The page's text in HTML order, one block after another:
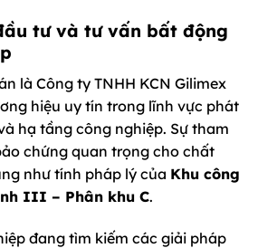
tư và tư vấn bất động
là Công ty TNHH KCN Gilimex
hiệu uy tín trong lĩnh vực phát
hạ tầng công nghiệp. Sự tham
chứng quan trọng cho chất
như tính pháp lý của Khu công
III – Phân khu C.
đang tìm kiếm các giải pháp